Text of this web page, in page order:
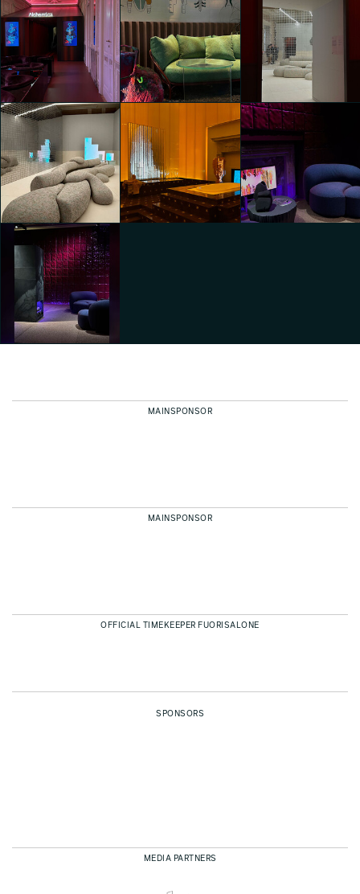
HEARST ITALIA presenta
Elle Decor Alchemica
Isabella Erika
Schmalzbauer
HEARST ITALIA presenta
Elle Decor Alchemica
Isabella Erika
Schmalzbauer
HEARST ITALIA presenta
Elle Decor Alchemica
Isabella Erika
HEARST ITALIA presenta
Elle Decor Alchemica
Isabella Erika
Schmalzbauer
HEARST ITALIA presenta
Elle Decor Alchemica
Isabella Erika
Schmalzbauer
HEARST ITALIA presenta
Elle Decor Alchemica
Isabella Erika
Schmalzbauer
HEARST ITALIA presenta
Elle Decor Alchemica
Isabella Erika
Schmalzbauer
MAINSPONSOR
MAINSPONSOR
OFFICIAL TIMEKEEPER FUORISALONE
SPONSORS
MEDIA PARTNERS